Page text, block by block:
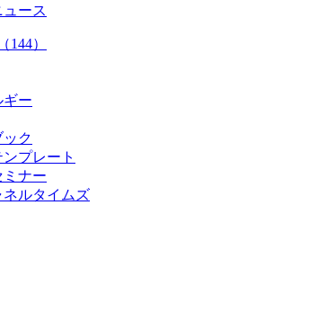
ース
144）
ギー
ック
プレート
ミナー
ネルタイムズ